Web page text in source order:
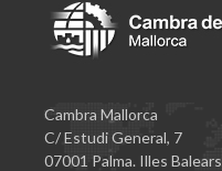
Cambra Mallorca
C/ Estudi General, 7
07001 Palma. Illes Balears